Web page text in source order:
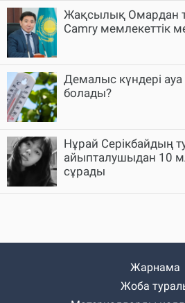
Жақсылық Омардан
Camry мемлекеттік
Демалыс күндері
болады?
Нұрай Серікбайдың
айыпталушыдан 10
сұрады
Жарнама
Жоба